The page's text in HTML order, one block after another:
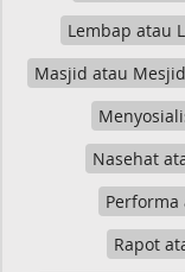
Lembap atau
Masjid atau Mesjid
Nasehat
Performa
Rapot